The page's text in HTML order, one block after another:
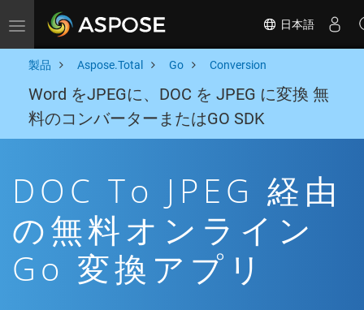
Toggle navigation 日本語
製品 Aspose.Total Go Conversion
Word をJPEGに、DOC を JPEG に変換 無
料のコンバーターまたはGO SDK
DOC To JPEG 経由
の無料オンライン
Go 変換アプリ